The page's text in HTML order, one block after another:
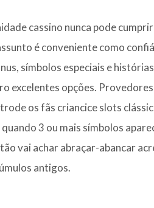
cassino nunca pode
é conveniente como
símbolos especiais e
excelentes opções.
os fãs criancice slots
3 ou mais símbolos
vai achar abraçar-abancar
antigos.